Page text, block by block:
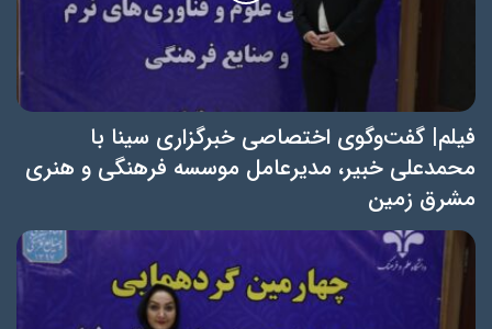
فیلم| گفت‌وگوی اختصاصی خبرگزاری سینا با
محمدعلی خبیر، مدیرعامل موسسه فرهنگی و هنری
مشرق زمین